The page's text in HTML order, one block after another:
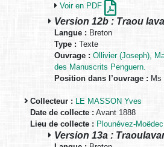
Voir en PDF
Version 12b : Traou
Langue : Breton
Type : Texte
Ouvrage : Ollivier (Joseph),
des Manuscrits Penguern.
Position dans l’ouvrage : Ms
Collecteur : LE MASSON Yves
Date de collecte : Avant 1888
Lieu de collecte : Plounévez-Moëdec
Version 13a :